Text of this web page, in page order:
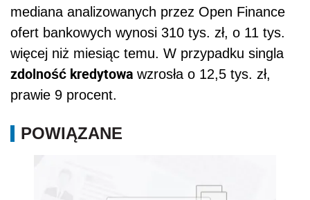
mediana analizowanych przez Open Finance
ofert bankowych wynosi 310 tys. zł, o 11 tys.
więcej niż miesiąc temu. W przypadku singla
zdolność kredytowa wzrosła o 12,5 tys. zł,
prawie 9 procent.
POWIĄZANE